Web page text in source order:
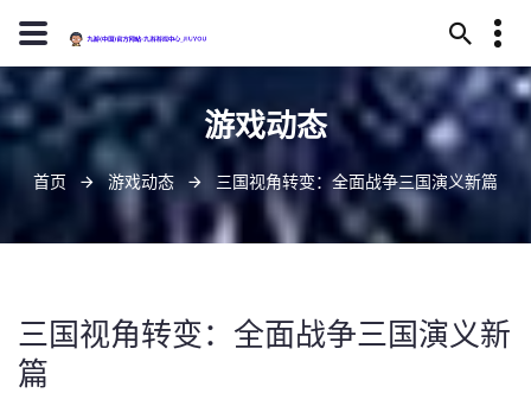
13594780322
武威市恢读庄219号
游戏动态
首页 游戏动态 三国视角转变：全面战争三国演义新篇
三国视角转变：全面战争三国演义新
篇